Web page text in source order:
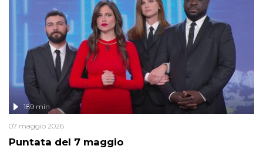
social network, talk show, piazze digitali e immaginario collettivo.
Puntata del 7 maggio
189 min
07 maggio 2026